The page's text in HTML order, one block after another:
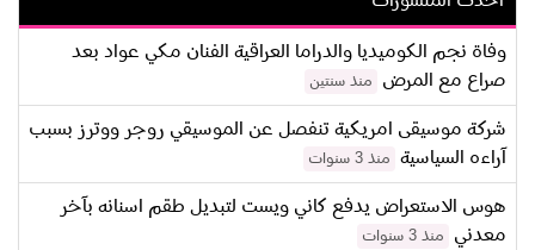
وفاة نجم الكوميديا والدراما العراقية الفنان مكي عواد بعد
صراع مع المرض
منذ سنتين
شركة موسيقى امريكية تنفصل عن الموسيقي روجر ووترز بسبب
آراءه السياسية
منذ 3 سنوات
هوس الاستعراض يدفع كاني ويست لتبديل طقم اسنانه بآخر
معدني
منذ 3 سنوات